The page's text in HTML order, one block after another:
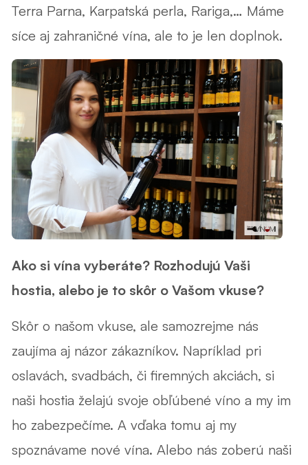
Terra Parna, Karpatská perla, Rariga,… Máme
síce aj zahraničné vína, ale to je len doplnok.
Ako si vína vyberáte? Rozhodujú Vaši
hostia, alebo je to skôr o Vašom vkuse?
Skôr o našom vkuse, ale samozrejme nás
zaujíma aj názor zákazníkov. Napríklad pri
oslavách, svadbách, či firemných akciách, si
naši hostia želajú svoje obľúbené víno a my im
ho zabezpečíme. A vďaka tomu aj my
spoznávame nové vína. Alebo nás zoberú naši